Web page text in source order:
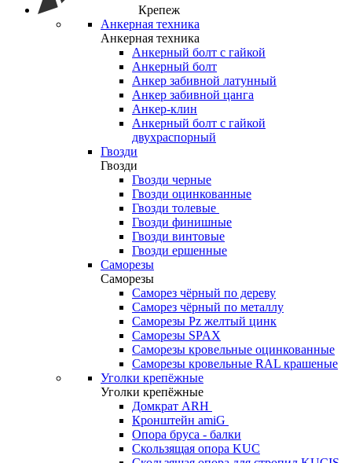
Крепеж
Анкерная техника
Анкерная техника
Анкерный болт с гайкой
Анкерный болт
Анкер забивной латунный
Анкер забивной цанга
Анкер-клин
Анкерный болт с гайкой
двухраспорный
Гвозди
Гвозди
Гвозди черные
Гвозди оцинкованные
Гвозди толевые
Гвозди финишные
Гвозди винтовые
Гвозди ершенные
Саморезы
Саморезы
Саморез чёрный по дереву
Саморез чёрный по металлу
Саморезы Pz желтый цинк
Саморезы SPAX
Саморезы кровельные оцинкованные
Саморезы кровельные RAL крашеные
Уголки крепёжные
Уголки крепёжные
Домкрат ARH
Кронштейн amiG
Опора бруса - балки
Скользящая опора KUC